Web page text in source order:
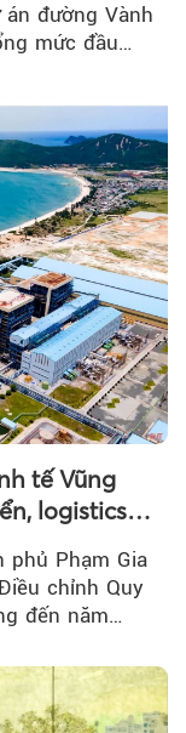
đường Vành
mức đầu
tế Vũng
logistics
phủ Phạm Gia
chỉnh Quy
đến năm